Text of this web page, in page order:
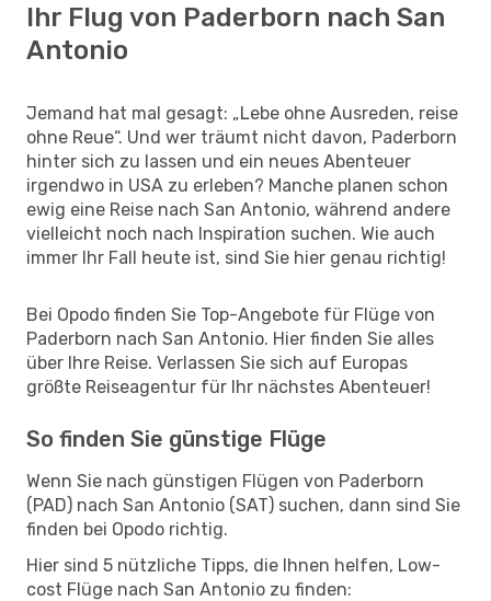
Ihr Flug von Paderborn nach San
Antonio
Jemand hat mal gesagt: „Lebe ohne Ausreden, reise
ohne Reue“. Und wer träumt nicht davon, Paderborn
hinter sich zu lassen und ein neues Abenteuer
irgendwo in USA zu erleben? Manche planen schon
ewig eine Reise nach San Antonio, während andere
vielleicht noch nach Inspiration suchen. Wie auch
immer Ihr Fall heute ist, sind Sie hier genau richtig!
Bei Opodo finden Sie Top-Angebote für Flüge von
Paderborn nach San Antonio. Hier finden Sie alles
über Ihre Reise. Verlassen Sie sich auf Europas
größte Reiseagentur für Ihr nächstes Abenteuer!
So finden Sie günstige Flüge
Wenn Sie nach günstigen Flügen von Paderborn
(PAD) nach San Antonio (SAT) suchen, dann sind Sie
finden bei Opodo richtig.
Hier sind 5 nützliche Tipps, die Ihnen helfen, Low-
cost Flüge nach San Antonio zu finden: